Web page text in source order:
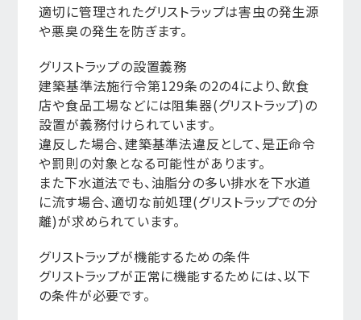
適切に管理されたグリストラップは害虫の発生源
や悪臭の発生を防ぎます。
グリストラップの設置義務
建築基準法施行令第129条の2の4により、飲食
店や食品工場などには阻集器(グリストラップ)の
設置が義務付けられています。
違反した場合、建築基準法違反として、是正命令
や罰則の対象となる可能性があります。
また下水道法でも、油脂分の多い排水を下水道
に流す場合、適切な前処理(グリストラップでの分
離)が求められています。
グリストラップが機能するための条件
グリストラップが正常に機能するためには、以下
の条件が必要です。